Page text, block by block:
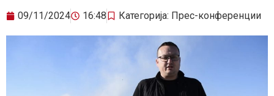
09/11/2024 16:48 Категорија: Прес-конференции